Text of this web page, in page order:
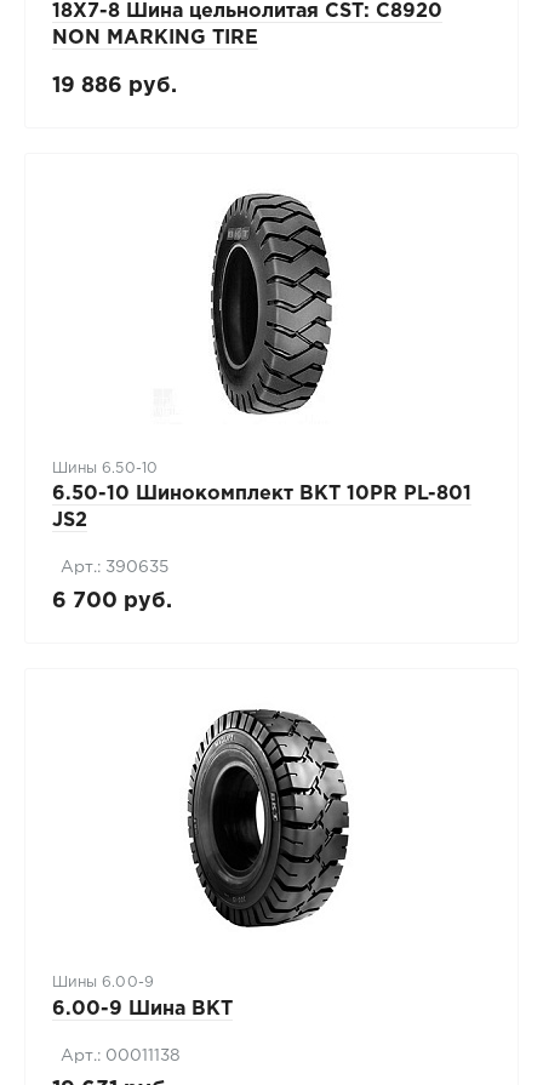
18X7-8 Шина цельнолитая CST: C8920
NON MARKING TIRE
19 886 руб.
Шины 6.50-10
6.50-10 Шинокомплект BKT 10PR PL-801
JS2
Арт.: 390635
6 700 руб.
Шины 6.00-9
6.00-9 Шина BKT
Арт.: 00011138